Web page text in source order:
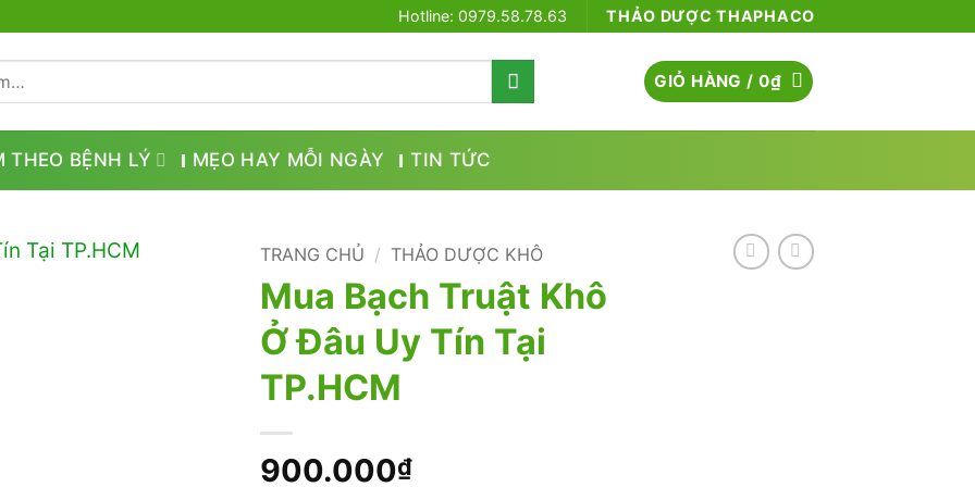
Hotline: 0979.58.78.63 THẢO DƯỢC THAPHACO
GIỎ HÀNG /0₫
THEO BỆNH LÝ MẸO HAY MỖI NGÀY TIN TỨC
TRANG CHỦ / THẢO DƯỢC KHÔ
Mua Bạch Truật Khô
Ở Đâu Uy Tín Tại
TP.HCM
900.000₫